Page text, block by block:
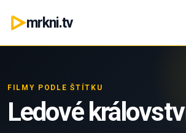
mrkni.tv
FILMY PODLE ŠTÍTKU
Ledové